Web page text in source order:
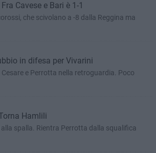
Cavese e Bari è 1-1
che scivolano a -8 dalla Reggina ma
in difesa per Vivarini
e Perrotta nella retroguardia. Poco
Hamlili
spalla. Rientra Perrotta dalla squalifica